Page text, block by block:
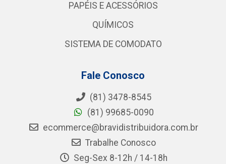
PAPÉIS E ACESSÓRIOS
QUÍMICOS
SISTEMA DE COMODATO
Fale Conosco
(81) 3478-8545
(81) 99685-0090
ecommerce@bravidistribuidora.com.br
Trabalhe Conosco
Seg-Sex 8-12h / 14-18h